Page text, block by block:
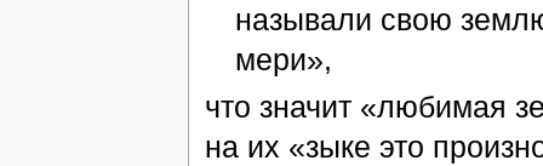
называли свою
мери»,
что значит «любимая
на их «зыке это